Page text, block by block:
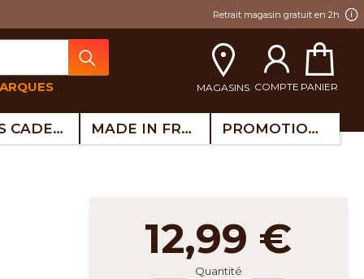
Retrait magasin gratuit en 2h
MAGASINS COMPTE PANIER
IDÉES CADEAUX MADE IN FRANCE PROMOTIONS
12,99 €
Quantité